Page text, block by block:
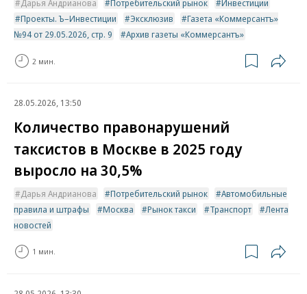
Дарья Андрианова Потребительский рынок
Инвестиции
Проекты. Ъ–Инвестиции
Эксклюзив
Газета «Коммерсантъ»
№94 от 29.05.2026, стр. 9
Архив газеты «Коммерсантъ»
2 мин.
28.05.2026, 13:50
Количество правонарушений
таксистов в Москве в 2025 году
выросло на 30,5%
Дарья Андрианова Потребительский рынок
Автомобильные
правила и штрафы
Москва Рынок такси Транспорт
Лента
новостей
1 мин.